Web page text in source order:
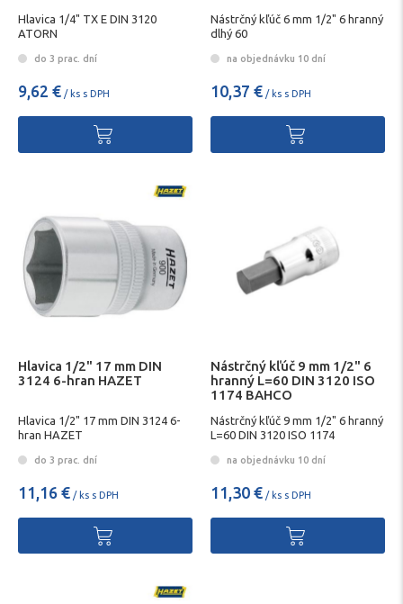
Hlavica 1/4" TX E DIN 3120
ATORN
do 3 prac. dní
9,62 € / ks s DPH
Nástrčný kľúč 6 mm 1/2" 6 hranný
dlhý 60
na objednávku 10 dní
10,37 € / ks s DPH
Hlavica 1/2" 17 mm DIN
3124 6-hran HAZET
Hlavica 1/2" 17 mm DIN 3124 6-
hran HAZET
do 3 prac. dní
11,16 € / ks s DPH
Nástrčný kľúč 9 mm 1/2" 6
hranný L=60 DIN 3120 ISO
1174 BAHCO
Nástrčný kľúč 9 mm 1/2" 6 hranný
L=60 DIN 3120 ISO 1174
na objednávku 10 dní
11,30 € / ks s DPH